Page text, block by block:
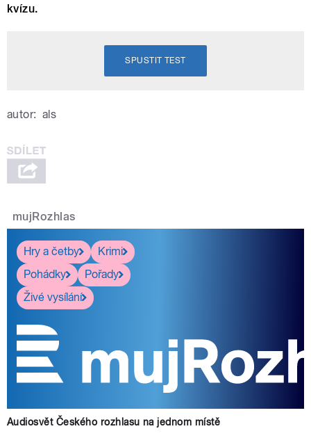
kvízu.
SPUSTIT TEST
autor: als
mujRozhlas
Hry a četby
Krimi
Pohádky
Pořady
Živé vysílání
Audiosvět Českého rozhlasu na jednom místě